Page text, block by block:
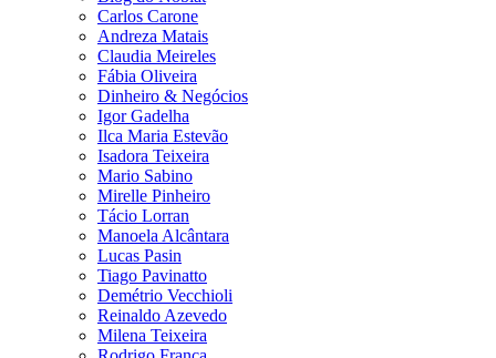
Carlos Carone
Andreza Matais
Claudia Meireles
Fábia Oliveira
Dinheiro & Negócios
Igor Gadelha
Ilca Maria Estevão
Isadora Teixeira
Mario Sabino
Mirelle Pinheiro
Tácio Lorran
Manoela Alcântara
Lucas Pasin
Tiago Pavinatto
Demétrio Vecchioli
Reinaldo Azevedo
Milena Teixeira